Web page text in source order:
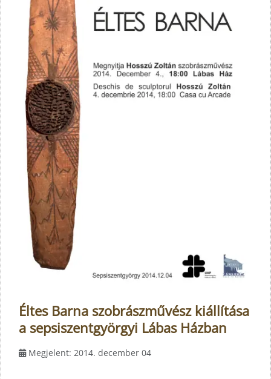
Éltes Barna szobrászművész kiállítása
a sepsiszentgyörgyi Lábas Házban
Megjelent: 2014. december 04